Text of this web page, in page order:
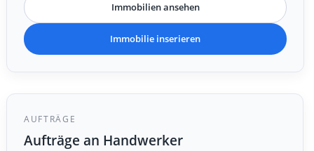
Immobilien ansehen
Immobilie inserieren
AUFTRÄGE
Aufträge an Handwerker